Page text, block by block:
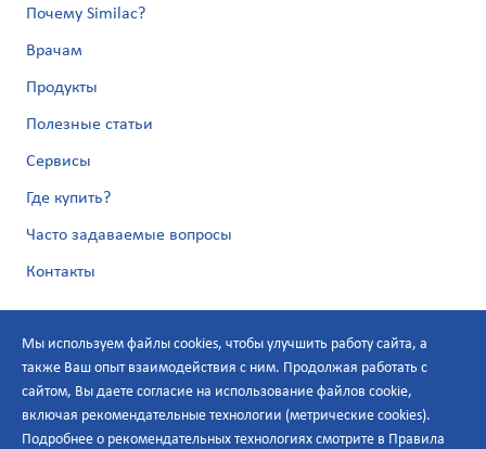
Почему Similac?
Врачам
Продукты
Полезные статьи
Сервисы
Где купить?
Часто задаваемые вопросы
Контакты
Мы используем файлы cookies, чтобы улучшить работу сайта, а
также Ваш опыт взаимодействия с ним. Продолжая работать с
сайтом, Вы даете согласие на использование файлов cookie,
включая рекомендательные технологии (метрические cookies).
Подробнее о рекомендательных технологиях смотрите в Правила